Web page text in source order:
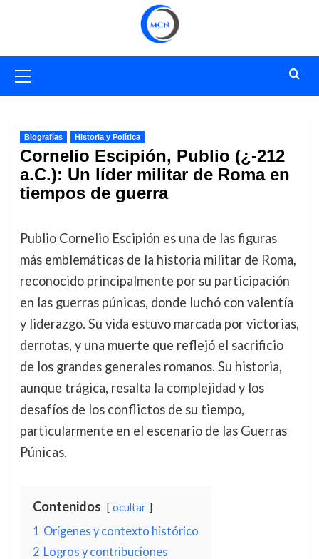
primario
Biografías Historia y Política
Cornelio Escipión, Publio (¿-212
a.C.): Un líder militar de Roma en
tiempos de guerra
Publio Cornelio Escipión es una de las figuras
más emblemáticas de la historia militar de Roma,
reconocido principalmente por su participación
en las guerras púnicas, donde luchó con valentía
y liderazgo. Su vida estuvo marcada por victorias,
derrotas, y una muerte que reflejó el sacrificio
de los grandes generales romanos. Su historia,
aunque trágica, resalta la complejidad y los
desafíos de los conflictos de su tiempo,
particularmente en el escenario de las Guerras
Púnicas.
Contenidos ocultar
1 Orígenes y contexto histórico
2 Logros y contribuciones